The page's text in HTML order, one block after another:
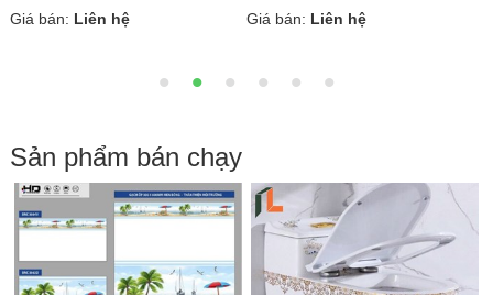
Giá bán: Liên hệ
Giá bán: Liên hệ
Sản phẩm bán chạy